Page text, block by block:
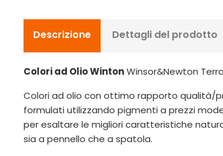
Descrizione Dettagli del prodotto
Colori ad Olio WintonWinsor&Newton
Colori ad olio con ottimo rapporto qualità/
formulati utilizzando pigmenti a prezzi
per esaltare le migliori caratteristiche
sia a pennello che a spatola.